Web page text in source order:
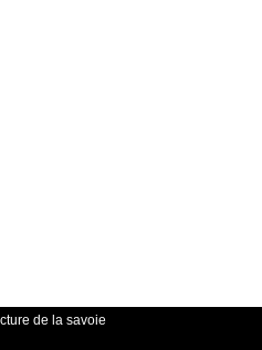
de la savoie